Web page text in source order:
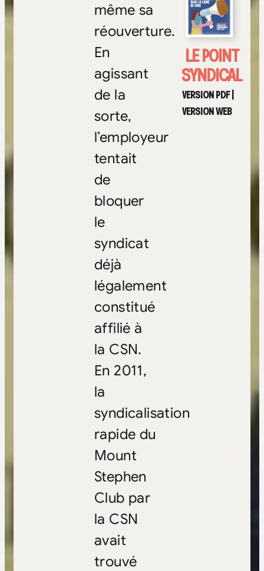
LE POINT
SYNDICAL
VERSION PDF|
VERSION WEB
même sa
réouverture.
En
agissant
de la
sorte,
l’employeur
tentait
de
bloquer
le
syndicat
déjà
légalement
constitué
affilié à
la CSN.
En 2011,
la
syndicalisation
rapide du
Mount
Stephen
Club par
la CSN
avait
trouvé